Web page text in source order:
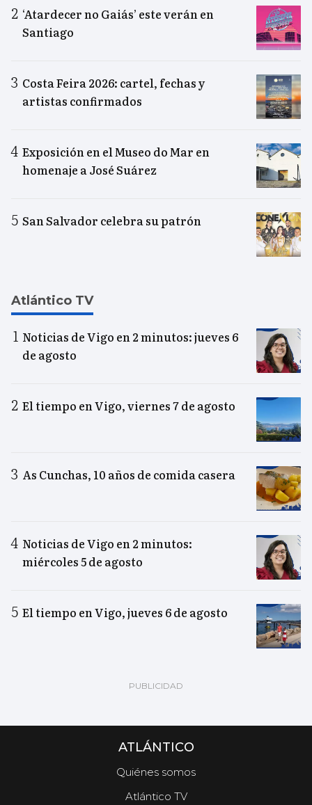
‘Atardecer no Gaiás’ este verán en
Santiago
Costa Feira 2026: cartel, fechas y
artistas confirmados
Exposición en el Museo do Mar en
homenaje a José Suárez
San Salvador celebra su patrón
Atlántico TV
Noticias de Vigo en 2 minutos: jueves 6
de agosto
El tiempo en Vigo, viernes 7 de agosto
As Cunchas, 10 años de comida casera
Noticias de Vigo en 2 minutos:
miércoles 5 de agosto
El tiempo en Vigo, jueves 6 de agosto
ATLÁNTICO
Quiénes somos
Atlántico TV